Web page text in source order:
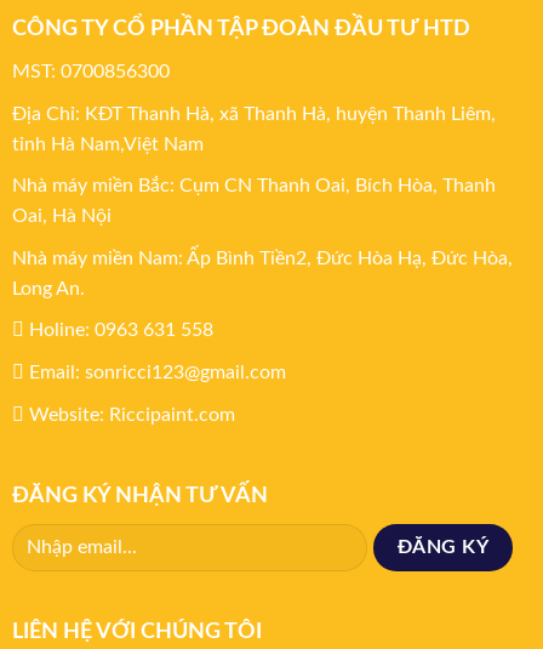
CÔNG TY CỔ PHẦN TẬP ĐOÀN ĐẦU TƯ HTD
MST: 0700856300
Địa Chỉ: KĐT Thanh Hà, xã Thanh Hà, huyện Thanh Liêm,
tỉnh Hà Nam,Việt Nam
Nhà máy miền Bắc: Cụm CN Thanh Oai, Bích Hòa, Thanh
Oai, Hà Nội
Nhà máy miền Nam: Ấp Bình Tiền2, Đức Hòa Hạ, Đức Hòa,
Long An.
Holine: 0963 631 558
Email: sonricci123@gmail.com
Website: Riccipaint.com
ĐĂNG KÝ NHẬN TƯ VẤN
LIÊN HỆ VỚI CHÚNG TÔI